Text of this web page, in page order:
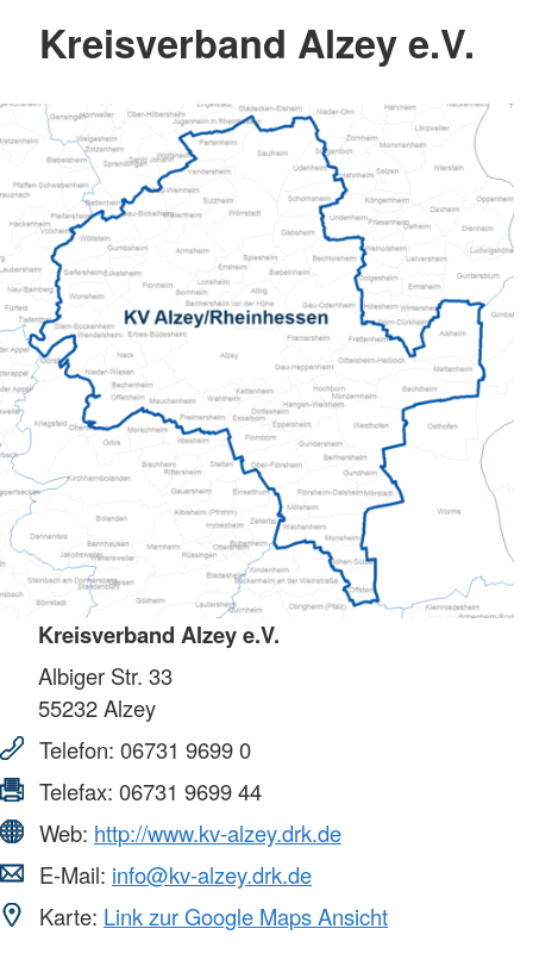
Kreisverband Alzey e.V.
Kreisverband Alzey e.V.
Albiger Str. 33
55232Alzey
Telefon: 06731 9699 0
Telefax: 06731 9699 44
Web: http://www.kv-alzey.drk.de
E-Mail: info@kv-alzey.drk.de
Karte: Link zur Google Maps Ansicht